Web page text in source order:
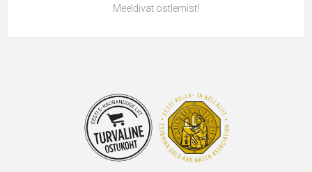
Meeldivat ostlemist!